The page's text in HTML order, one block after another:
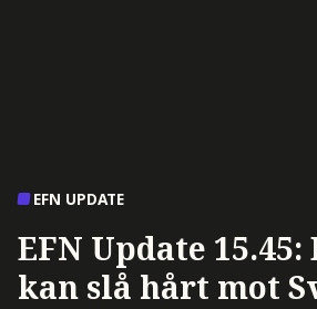
EFN UPDATE
EFN Update
kan slå hårt mot